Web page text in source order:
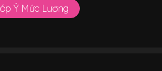
Ý Mức Lương